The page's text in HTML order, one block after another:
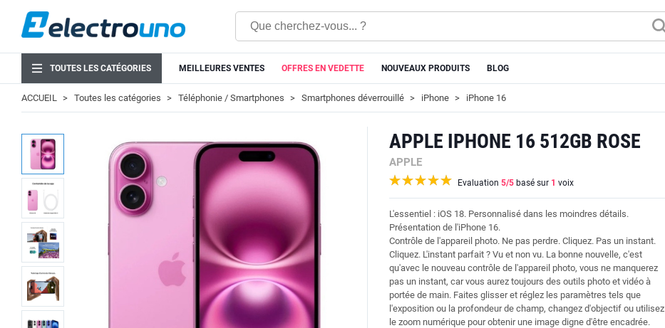
TOUTES LES CATÉGORIES MEILLEURES VENTES OFFRES EN VEDETTE NOUVEAUX PRODUITS BLOG
ACCUEIL Toutes les catégories Téléphonie / Smartphones Smartphones déverrouillé iPhone iPhone 16
APPLE IPHONE 16 512GB ROSE
APPLE
Evaluation 5/5 basé sur 1 voix
L'essentiel : iOS 18. Personnalisé dans les moindres détails.
Présentation de l'iPhone 16.
Contrôle de l'appareil photo. Ne pas perdre. Cliquez. Pas un instant.
Cliquez. L'instant parfait ? Vu et non vu. La bonne nouvelle, c'est
qu'avec le nouveau contrôle de l'appareil photo, vous ne manquerez
pas un instant, car vous aurez toujours des outils photo et vidéo à
portée de main. Faites glisser et réglez les paramètres tels que
l'exposition ou la profondeur de champ, changez d'objectif ou utilisez
le zoom numérique pour obtenir une image digne d'être encadrée.